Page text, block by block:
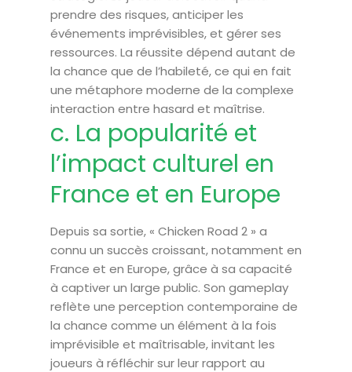
prendre des risques, anticiper les
événements imprévisibles, et gérer ses
ressources. La réussite dépend autant de
la chance que de l’habileté, ce qui en fait
une métaphore moderne de la complexe
interaction entre hasard et maîtrise.
c. La popularité et
l’impact culturel en
France et en Europe
Depuis sa sortie, « Chicken Road 2 » a
connu un succès croissant, notamment en
France et en Europe, grâce à sa capacité
à captiver un large public. Son gameplay
reflète une perception contemporaine de
la chance comme un élément à la fois
imprévisible et maîtrisable, invitant les
joueurs à réfléchir sur leur rapport au